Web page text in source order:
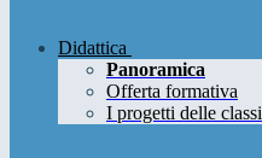
Didattica
Panoramica
Offerta formativa
I progetti delle classi